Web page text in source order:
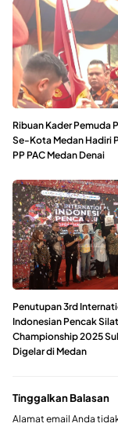
Ribuan Kader Pemuda
Se-Kota Medan Hadiri
PP PAC Medan Denai
Penutupan 3rd
Indonesian Pencak
Championship 2025
Digelar di Medan
Tinggalkan Balasan
Alamat email Anda